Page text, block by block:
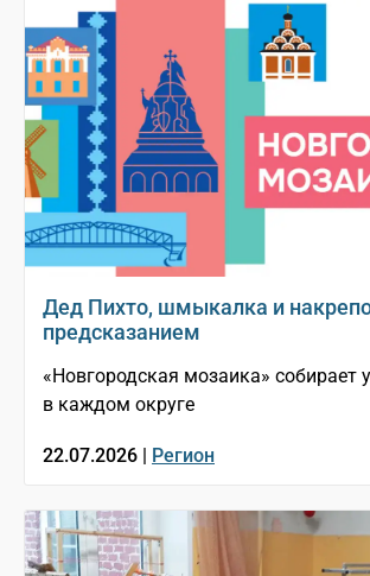
Дед Пихто, шмыкалка и
предсказанием
«Новгородская мозаика» собирает
в каждом округе
22.07.2026 | Регион